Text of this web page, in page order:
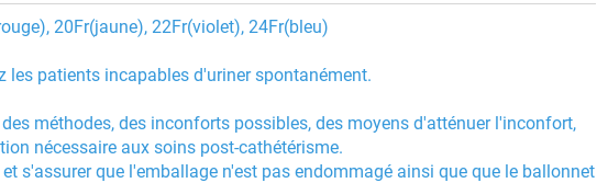
20Fr(jaune), 22Fr(violet), 24Fr(bleu)
les patients incapables d'uriner spontanément.
méthodes, des inconforts possibles, des moyens d'atténuer l'inconfort,
nécessaire aux soins post-cathétérisme.
s'assurer que l'emballage n'est pas endommagé ainsi que que le ballonnet